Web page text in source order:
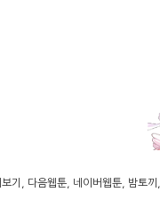
기, 다음웹툰, 네이버웹툰, 밤